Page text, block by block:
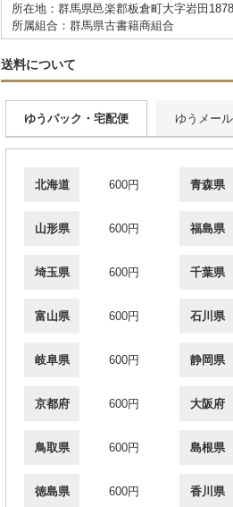
所在地：群馬県邑楽郡板倉町大字岩田
所属組合：群馬県古書籍商組合
送料について
ゆうパック・宅配便 ゆうメー
北海道 600円 青森県
山形県 600円 福島県
埼玉県 600円 千葉県
富山県 600円 石川県
岐阜県 600円 静岡県
京都府 600円 大阪府
鳥取県 600円 島根県
徳島県 600円 香川県